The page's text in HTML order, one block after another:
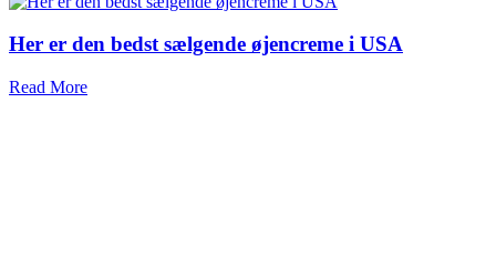
Her er den bedst sælgende øjencreme i USA
Read More